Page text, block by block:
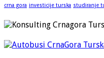
crna gora investicije turska studiranje